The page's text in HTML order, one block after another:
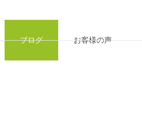
ブログ お客様の声